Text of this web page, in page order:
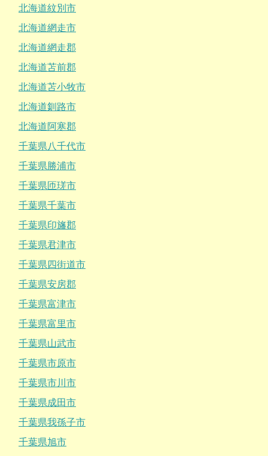
北海道紋別市
北海道網走市
北海道網走郡
北海道苫前郡
北海道苫小牧市
北海道釧路市
北海道阿寒郡
千葉県八千代市
千葉県勝浦市
千葉県匝瑳市
千葉県千葉市
千葉県印旛郡
千葉県君津市
千葉県四街道市
千葉県安房郡
千葉県富津市
千葉県富里市
千葉県山武市
千葉県市原市
千葉県市川市
千葉県成田市
千葉県我孫子市
千葉県旭市